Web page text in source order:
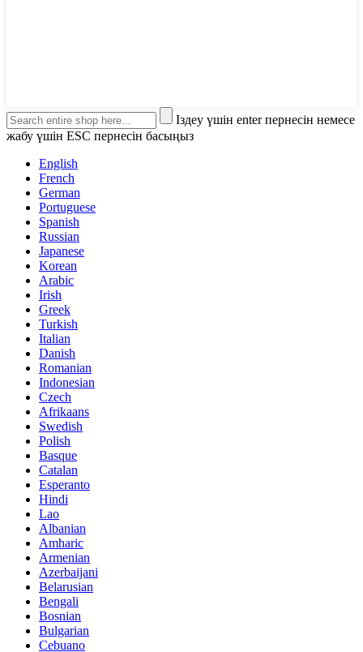
Іздеу үшін enter пернесін немесе
жабу үшін ESC пернесін басыңыз
English
French
German
Portuguese
Spanish
Russian
Japanese
Korean
Arabic
Irish
Greek
Turkish
Italian
Danish
Romanian
Indonesian
Czech
Afrikaans
Swedish
Polish
Basque
Catalan
Esperanto
Hindi
Lao
Albanian
Amharic
Armenian
Azerbaijani
Belarusian
Bengali
Bosnian
Bulgarian
Cebuano